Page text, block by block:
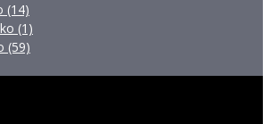
(14)
(1)
(59)